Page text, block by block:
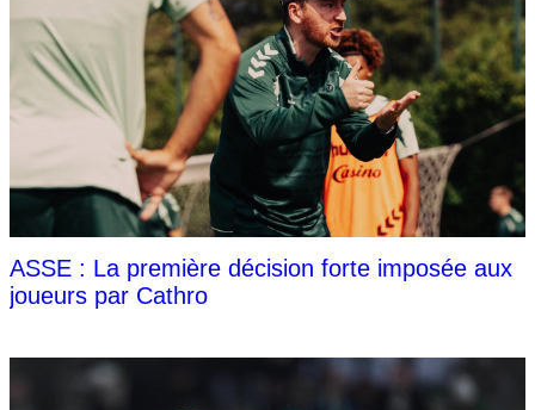
ASSE : La première décision forte imposée aux
joueurs par Cathro